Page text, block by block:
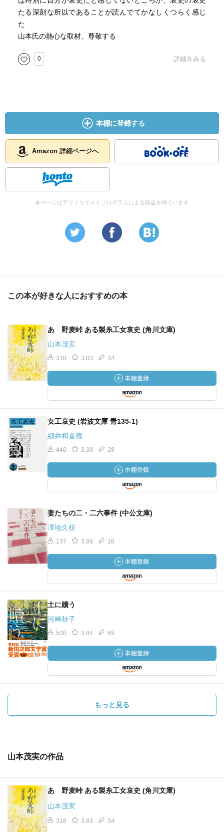
たる深刻な所以であることが読んでてかなしくつらく感じ
た
山本氏の熱心な取材、尊敬する
0 詳細をみる
本棚に登録する
Amazon 詳細ページへ
本ページはアフィリエイトプログラムによる収益を得ています
この本が好きな人におすすめの本
あゝ野麦峠 ある製糸工女哀史 (角川文庫)
山本茂実
318 3.83 34
女工哀史 (岩波文庫 青135-1)
細井和喜蔵
440 3.38 28
妻たちの二・二六事件 (中公文庫)
澤地久枝
137 3.89 18
土に贖う
河﨑秋子
500 3.84 69
もっと見る
山本茂実の作品
あゝ野麦峠 ある製糸工女哀史 (角川文庫)
山本茂実
318 3.83 34